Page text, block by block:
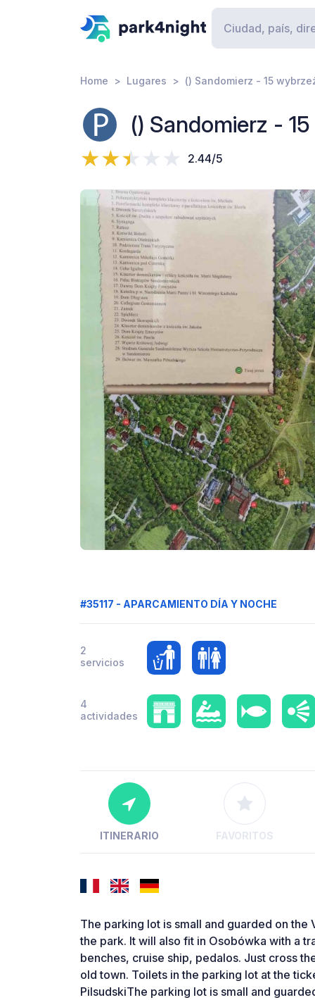
Home Lugares () Sandomierz - 15
() Sandomierz -
2.44/5
#35117 - APARCAMIENTO DÍA Y NOCHE
2
servicios
4
actividades
ITINERARIO FAVORITOS
The parking lot is small and guarded on the
the park. It will also fit in Osobówka with a
benches, cruise ship, pedalos. Just cross
old town. Toilets in the parking lot at the
PilsudskiThe parking lot is small and